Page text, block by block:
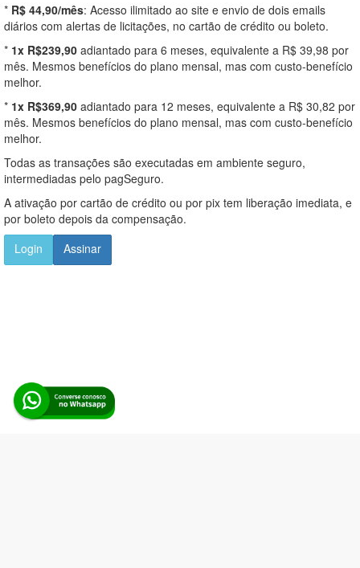
* R$ 44,90/mês: Acesso ilimitado ao site e envio de dois emails
diários com alertas de licitações, no cartão de crédito ou boleto.
* 1x R$239,90 adiantado para 6 meses, equivalente a R$ 39,98 por
mês. Mesmos benefícios do plano mensal, mas com custo-benefício
melhor.
* 1x R$369,90 adiantado para 12 meses, equivalente a R$ 30,82 por
mês. Mesmos benefícios do plano mensal, mas com custo-benefício
melhor.
Todas as transações são executadas em ambiente seguro,
intermediadas pelo pagSeguro.
A ativação por cartão de crédito ou por pix tem liberação imediata, e
por boleto depois da compensação.
Login
Assinar